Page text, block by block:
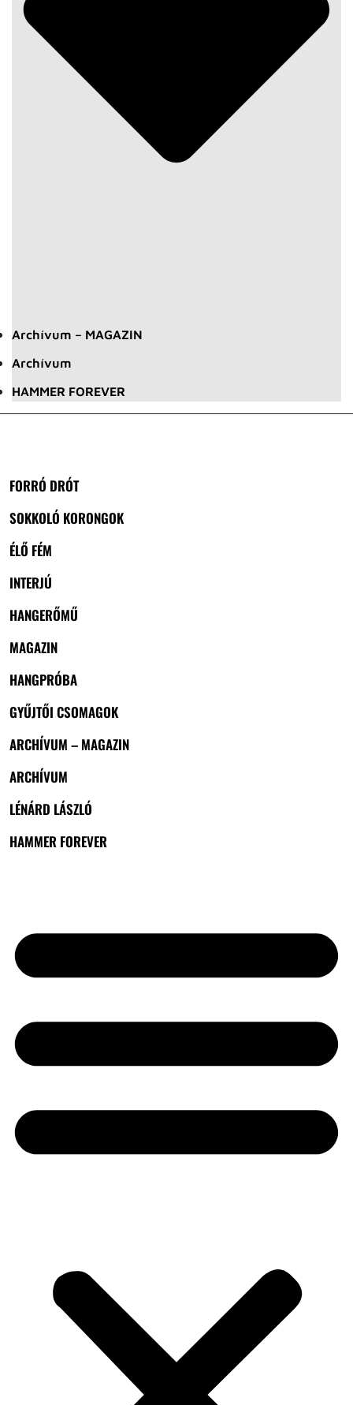
Archívum – MAGAZIN
Archívum
HAMMER FOREVER
FORRÓ DRÓT
SOKKOLÓ KORONGOK
ÉLŐ FÉM
INTERJÚ
HANGERŐMŰ
MAGAZIN
HANGPRÓBA
GYŰJTŐI CSOMAGOK
ARCHÍVUM – MAGAZIN
ARCHÍVUM
LÉNÁRD LÁSZLÓ
HAMMER FOREVER